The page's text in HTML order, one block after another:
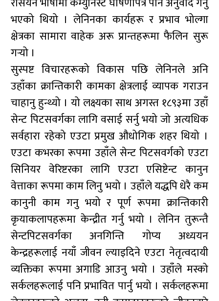
भएको थियो । लेनिनका कार्यहरू र प्रभाव भोल्गा
क्षेत्रका सामारा वाहेक अरू प्रान्तहरूमा फैलिन सुरू
गर्‍यो ।
सुस्पष्ट विचारहरूको विकास पछि लेनिनले अनि
उहाँका क्रान्तिकारी कामका क्षेत्रलाई व्यापक गराउन
चाहानु हुन्थ्यो । यो लक्ष्यका साथ अगस्त १८९३मा उहाँ
सेन्ट पिटसवर्गका लागि वसाई सर्नु भयो जो अत्यधिक
सर्वहारा रहेको एउटा प्रमुख औधोगिक शहर थियो ।
एउटा कभरका रूपमा उहाँले सेन्ट पिटसवर्गको एउटा
सिनियर वेरिष्टरका लागि एउटा एसिष्टेन्ट कानुन
वेत्ताका रूपमा काम लिनु भयो । उहाँले यद्धपि धेरै कम
कानुनी काम गनु भयो र पूर्ण रूपमा क्रान्तिकारी
कृयाकलापहरूमा केन्द्रीत गर्नु भयो । लेनिन तुरून्तै
सेन्टपिटसवर्गका अनगिन्ति गोप्य अध्ययन
केन्द्रहरूलाई नयाँ जीवन ल्याइदिने एउटा नेतृत्वदायी
व्यक्तिका रूपमा अगाडि आउनु भयो । उहाँले मस्को
सर्कलहरूलाई पनि प्रभावित पार्नु भयो । सर्कलहरूमा